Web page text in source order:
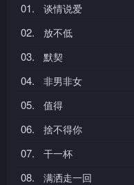
01. 谈情说爱
02. 放不低
03. 默契
04. 非男非女
05. 值得
06. 捨不得你
07. 干一杯
08. 满洒走一回